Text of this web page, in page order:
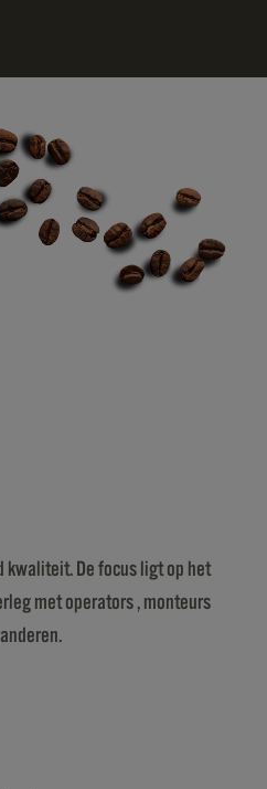
kwaliteit. De focus ligt op het
met operators , monteurs